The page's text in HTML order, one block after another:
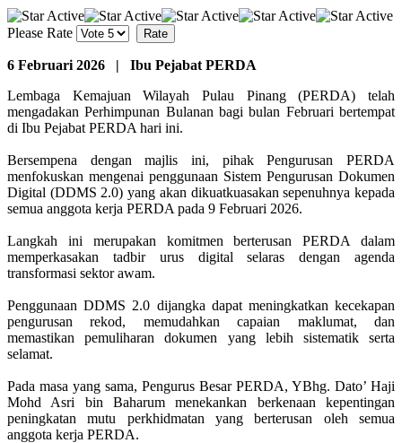
Please Rate
6 Februari 2026 | Ibu Pejabat PERDA
Lembaga Kemajuan Wilayah Pulau Pinang (PERDA) telah
mengadakan Perhimpunan Bulanan bagi bulan Februari bertempat
di Ibu Pejabat PERDA hari ini.
Bersempena dengan majlis ini, pihak Pengurusan PERDA
menfokuskan mengenai penggunaan Sistem Pengurusan Dokumen
Digital (DDMS 2.0) yang akan dikuatkuasakan sepenuhnya kepada
semua anggota kerja PERDA pada 9 Februari 2026.
Langkah ini merupakan komitmen berterusan PERDA dalam
memperkasakan tadbir urus digital selaras dengan agenda
transformasi sektor awam.
Penggunaan DDMS 2.0 dijangka dapat meningkatkan kecekapan
pengurusan rekod, memudahkan capaian maklumat, dan
memastikan pemuliharan dokumen yang lebih sistematik serta
selamat.
Pada masa yang sama, Pengurus Besar PERDA, YBhg. Dato’ Haji
Mohd Asri bin Baharum menekankan berkenaan kepentingan
peningkatan mutu perkhidmatan yang berterusan oleh semua
anggota kerja PERDA.